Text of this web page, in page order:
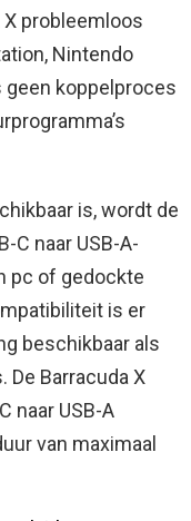
X probleemloos
Nintendo
geen koppelproces
is, wordt de
C naar USB-A-
pc of gedockte
is er
beschikbaar als
De Barracuda X
naar USB-A
van maximaal